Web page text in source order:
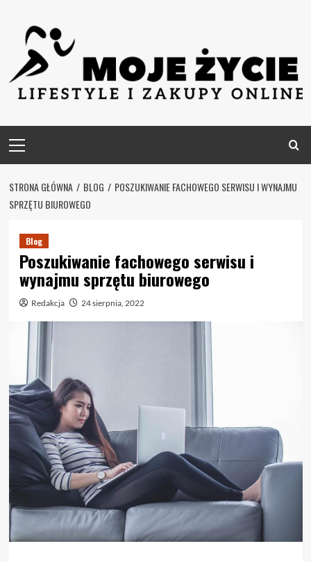
content
Menu
STRONA GŁÓWNA BLOG
POSZUKIWANIE FACHOWEGO SERWISU I WYNAJMU
SPRZĘTU BIUROWEGO
Blog
Poszukiwanie fachowego serwisu i
wynajmu sprzętu biurowego
Redakcja 24 sierpnia, 2022